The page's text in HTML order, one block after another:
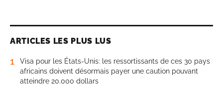
ARTICLES LES PLUS LUS
1
Visa pour les États-Unis: les ressortissants de ces 30 pays
africains doivent désormais payer une caution pouvant
atteindre 20.000 dollars